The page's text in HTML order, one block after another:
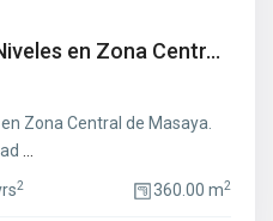
en Zona Centr...
Zona Central de Masaya.
2 360.00 m2